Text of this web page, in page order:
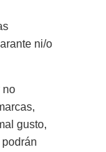
ni/o
no
gusto,